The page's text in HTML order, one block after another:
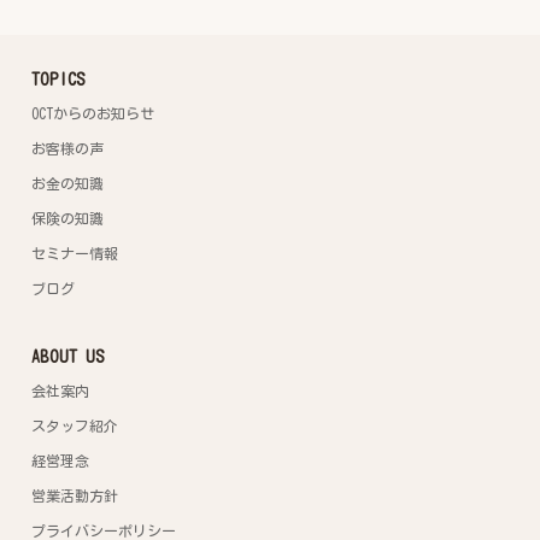
TOPICS
OCTからのお知らせ
お客様の声
お金の知識
保険の知識
セミナー情報
ブログ
ABOUT US
会社案内
スタッフ紹介
経営理念
営業活動方針
プライバシーポリシー